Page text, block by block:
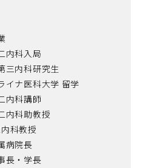
内科入局
三内科研究生
イナ医科大学 留学
内科講師
内科助教授
科教授
病院長
長・学長